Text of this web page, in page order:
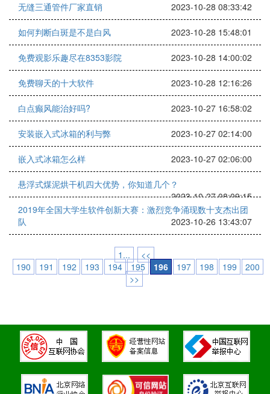
无缝三通管件厂家直销 2023-10-28 08:33:42
如何判断白斑是不是白风 2023-10-28 15:48:01
免费观影乐趣尽在8353影院 2023-10-28 14:00:02
免费聊天的十大软件 2023-10-28 12:16:26
白点癫风能治好吗? 2023-10-27 16:58:02
安装嵌入式冰箱的利与弊 2023-10-27 02:14:00
嵌入式冰箱怎么样 2023-10-27 02:06:00
悬浮式煤泥烘干机四大优势，你知道几个？
2023-10-27 08:09:15
2019年全国大学生软件创新大赛：激烈竞争涌现数十支杰出团
队
2023-10-26 13:43:07
1...
<<
190
191 192 193 194 195 196 197 198 199
200
>>